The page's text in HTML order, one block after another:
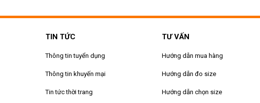
TIN TỨC
Thông tin tuyển dụng
Thông tin khuyến mại
Tin tức thời trang
TƯ VẤN
Hướng dẫn mua hàng
Hướng dẫn đo size
Hướng dẫn chọn size